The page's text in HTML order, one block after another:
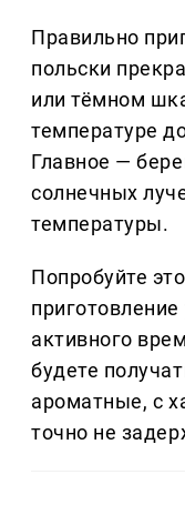
Правильно
польски
или тёмном
температуре
Главное —
солнечных
температуры.
Попробуйте
приготовление
активного
будете
ароматные, с
точно не